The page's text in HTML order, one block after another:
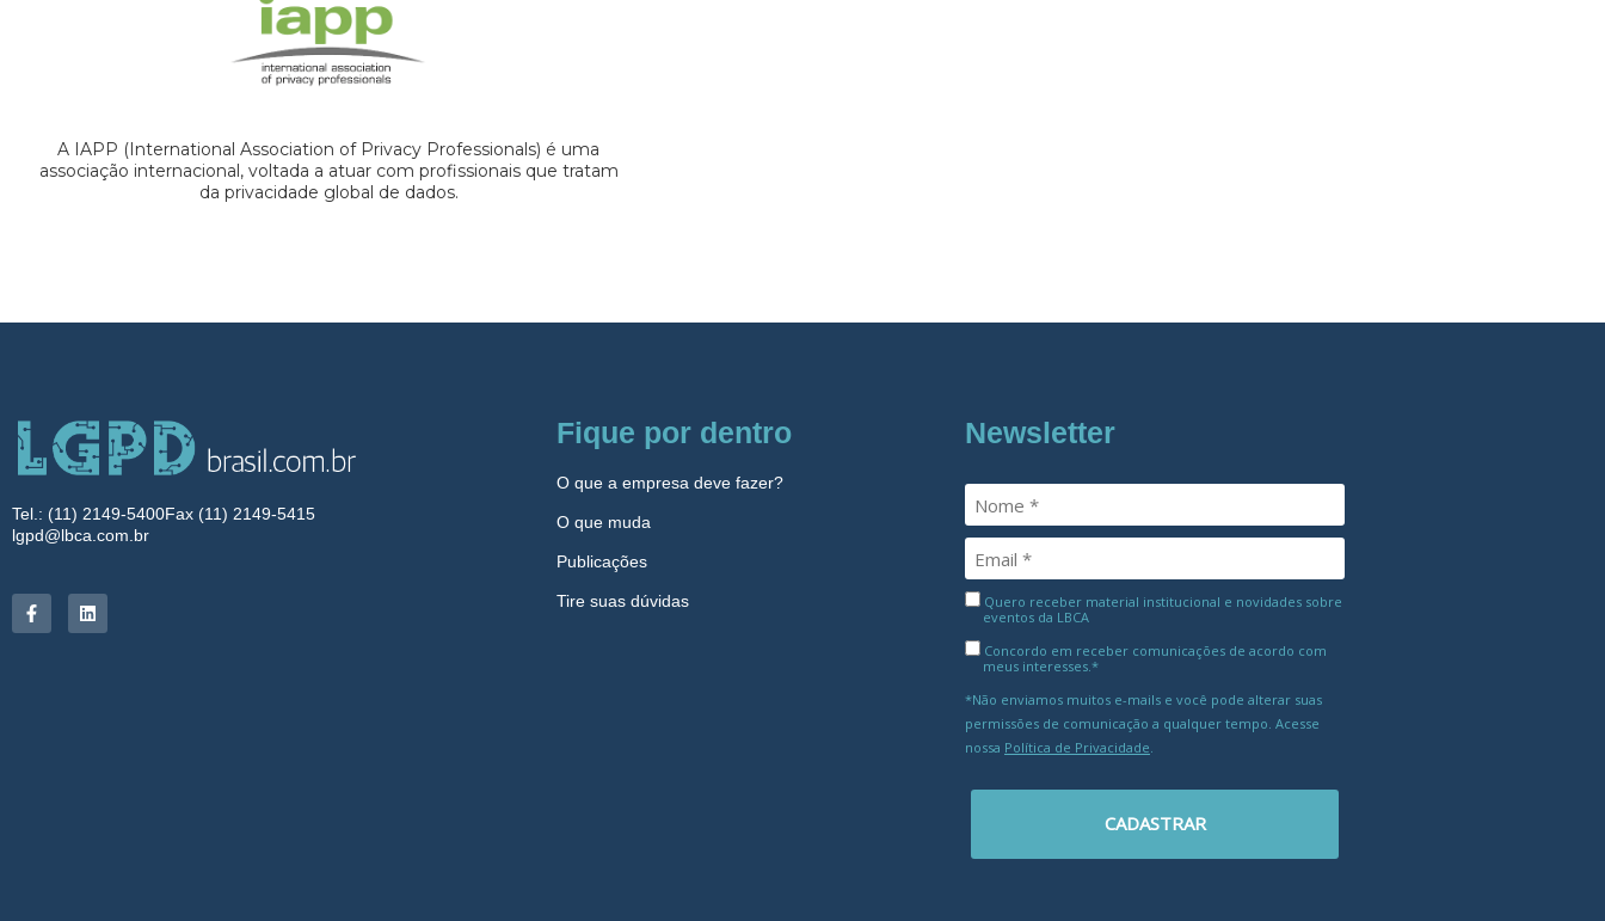
A IAPP (International Association of Privacy Professionals) é uma
associação internacional, voltada a atuar com profissionais que tratam
da privacidade global de dados.
Tel.: (11) 2149-5400Fax (11) 2149-5415
lgpd@lbca.com.br
Fique por dentro
O que a empresa deve fazer?
O que muda
Publicações
Tire suas dúvidas
Newsletter
Quero receber material institucional e novidades sobre
eventos da LBCA
Concordo em receber comunicações de acordo com
meus interesses.*
*Não enviamos muitos e-mails e você pode alterar suas
permissões de comunicação a qualquer tempo. Acesse
nossa Política de Privacidade
CADASTRAR